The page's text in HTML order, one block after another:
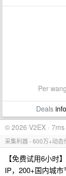
Per
Deals
© 2026 V2EX · 7ms
采集利器 - 600万+动态
【免费试用6小时
IP，200+国内城市